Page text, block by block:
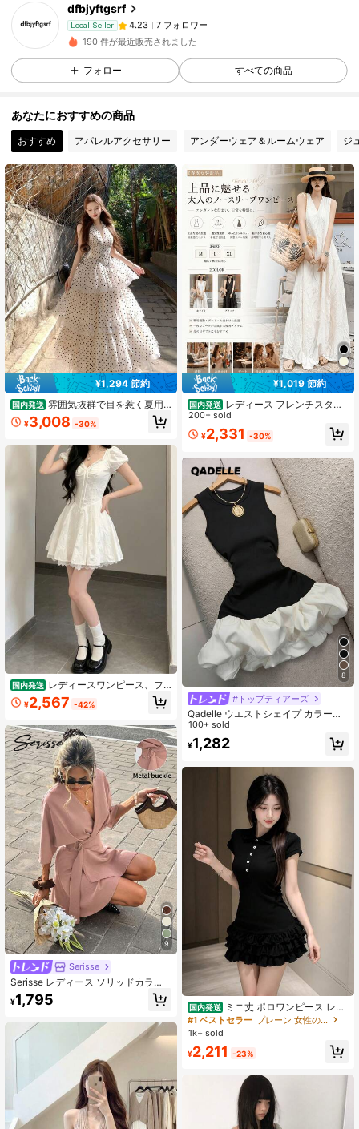
dfbjyftgsrf
Local Seller 4.23
7 フォロワー
t***8 が 1日前
にフォローしました
4.23
7 フォロワー
7 フォロワー
190 件が最近販売されました
フォロー すべての商品
あなたにおすすめの商品
おすすめ アパレルアクセサリー アンダーウェア＆ルームウェア ジ
¥1,294 節約
国内発送 雰囲気抜群で目を惹く夏用
ワンピース フェミニンで華やか ヘッ
プバーン風 ハイウエスト ホルターネ
¥3,008 -30%
国内発送 レディースワンピース、フ
レンチ、ロマンチック、純欲風、甘
くて可愛い、短丈、Aライン、ふんわ
リム見え、レース花辺、デザイン
性、デイリー、デート、旅行、春夏
向け
¥2,567 -42%
9
Serisse
Serisse レディース ソリッドカラー
ラップタイウエスト エレガントショ
ートドレス、夏
¥1,795
¥1,019 節約
国内発送 レディース フレンチスタイ
ル Vネック ノースリーブ マキシドレ
ス レトロ Aライン ルーズフィット ベ
ストワンピース 無地 ペンシルスーツ
フェッショナル 社交向け ロングワン
ピース
200+ sold
¥2,331 -30%
8
#トップティアーズ
Qadelle ウエストシェイプ カラーブ
ロック パフヘム ニットドレス、エレ
ガントなカクテルドレス ウェディン
グイベントに
100+ sold
¥1,282
国内発送
ミニ丈 ポロワンピース レデ
ィース 半袖 ティアード フリル ボタ
ン 超短い ショート丈 ミニワンピー
ト ハイウエスト カジュアル 大人可
愛い 通学 デート 夏
#1 ベストセラー
プレーン 女性のショートドレス
1k+ sold
¥2,211 -23%